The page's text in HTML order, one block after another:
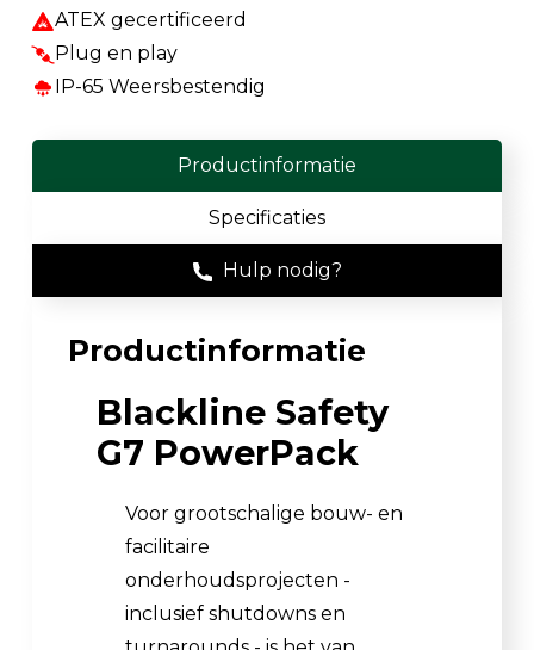
ATEX gecertificeerd
Plug en play
IP-65 Weersbestendig
Productinformatie
Specificaties
Hulp nodig?
Productinformatie
Blackline Safety
G7 PowerPack
Voor grootschalige bouw- en
facilitaire
onderhoudsprojecten -
inclusief shutdowns en